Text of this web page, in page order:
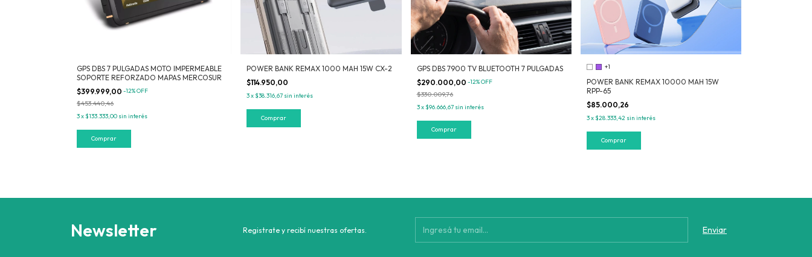
GPS DBS 7 PULGADAS MOTO IMPERMEABLE
SOPORTE REFORZADO MAPAS MERCOSUR
$399.999,00 -12%OFF
$453.440,46
3x$133.333,00 sin interés
POWER BANK REMAX 1000 MAH 15W CX-2
$114.950,00
3x$38.316,67 sin interés
Comprar
GPS DBS 7900 TV BLUETOOTH 7 PULGADAS
$290.000,00 -12%OFF
$330.009,76
3x$96.666,67 sin interés
+1
POWER BANK REMAX 10000 MAH 15W
RPP-65
$85.000,26
3x$28.333,42 sin interés
Comprar
Newsletter Registrate y recibí nuestras ofertas.